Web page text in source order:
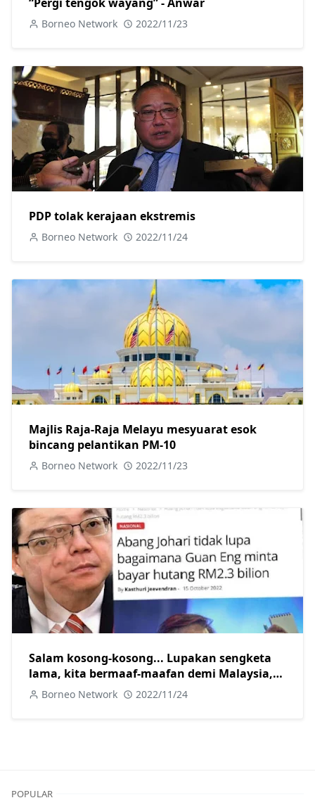
Borneo Network 2022/11/23
PDP tolak kerajaan ekstremis
Borneo Network 2022/11/24
Majlis Raja-Raja Melayu mesyuarat esok
bincang pelantikan PM-10
Borneo Network 2022/11/23
Salam kosong-kosong... Lupakan sengketa
lama, kita bermaaf-maafan demi Malaysia,
Guan Eng
Borneo Network 2022/11/24
POPULAR